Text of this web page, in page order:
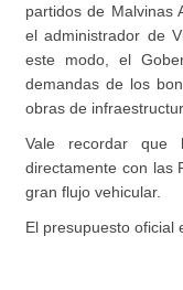
partidos de Malvinas
el administrador de
este modo, el
demandas de los
obras de
Vale recordar que
directamente con las
gran flujo vehicular.
El presupuesto oficial